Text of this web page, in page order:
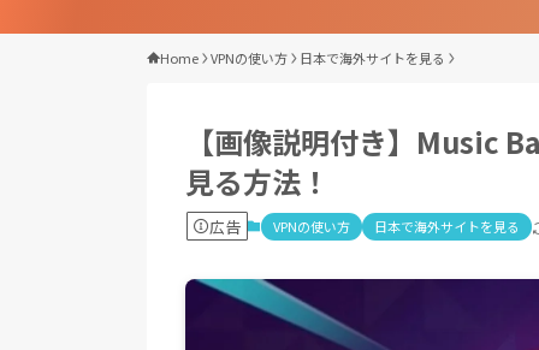
Home VPNの使い方 日本で海外サイトを見る
【画像説明付き】Music
見る方法！
広告 VPNの使い方 日本で海外サイトを見る